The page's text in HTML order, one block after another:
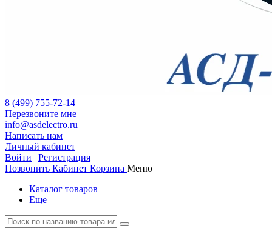
8 (499) 755-72-14
Перезвоните мне
info@asdelectro.ru
Написать нам
Личный кабинет
Войти | Регистрация
Позвонить Кабинет Корзина Меню
Каталог товаров
Еще